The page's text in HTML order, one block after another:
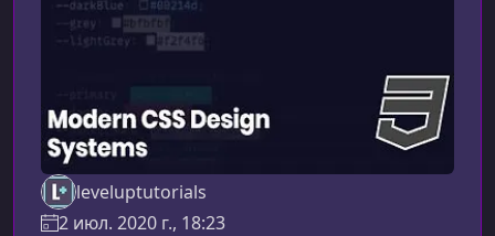
leveluptutorials
2 июл. 2020 г., 18:23